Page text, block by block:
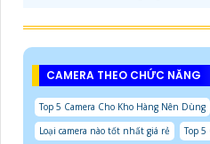
CAMERA THEO CHỨC NĂNG
Top 5 Camera Cho Kho Hàng Nên Dùng
Loại camera nào tốt nhất giá rẻ
Top 5